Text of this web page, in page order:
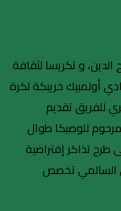
و تكريسا لثقافة
أولمبيك خريبكة لكرة
للفريق تقديم
للوصيكا طوال
تذاكر إفتراضية
السالمي تخصص